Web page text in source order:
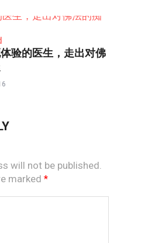
验的医生，走出对佛
will not be published.
marked *